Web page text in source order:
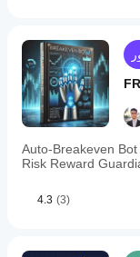
Auto-Breakeven
Risk Reward
4.3 (3)